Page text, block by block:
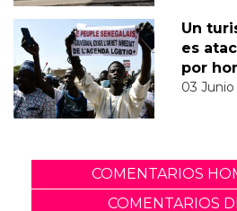
Un
es
por
03 Junio
COMENTARIOS
COMENTARIOS